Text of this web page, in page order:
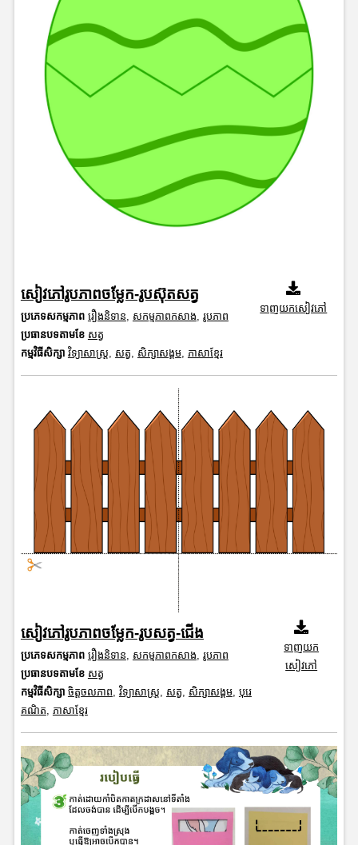
សៀវភៅរូបភាពចម្លែក-រូបស៊ុតសត្វ
ប្រភេទសកម្មភាព រឿងនិទាន, សកម្មភាពកសាង, រូបភាព
ប្រធានបទតាមខែ សត្វ
កម្មវិធីសិក្សា វិទ្យាសាស្រ្ត, សត្វ, សិក្សាសង្គម, ភាសាខ្មែរ
ទាញយកសៀវភៅ
សៀវភៅរូបភាពចម្លែក-រូបសត្វ-ជើង
ប្រភេទសកម្មភាព រឿងនិទាន, សកម្មភាពកសាង, រូបភាព
ប្រធានបទតាមខែ សត្វ
កម្មវិធីសិក្សា ចិត្តចលភាព, វិទ្យាសាស្រ្ត, សត្វ, សិក្សាសង្គម, បុរេ
គណិត, ភាសាខ្មែរ
ទាញយក
សៀវភៅ